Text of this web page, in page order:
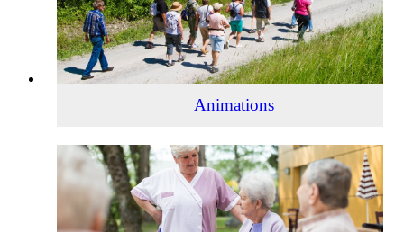
Animations
Établissements
spécialisés